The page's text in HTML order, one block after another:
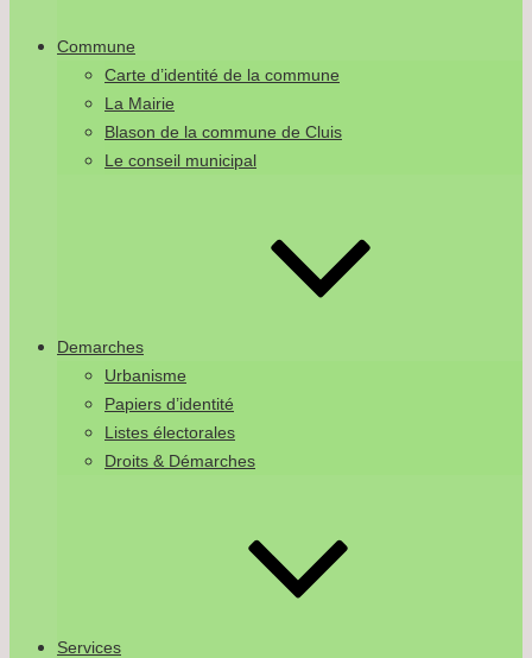
Commune
Carte d’identité de la commune
La Mairie
Blason de la commune de Cluis
Le conseil municipal
Demarches
Urbanisme
Papiers d’identité
Listes électorales
Droits & Démarches
Services